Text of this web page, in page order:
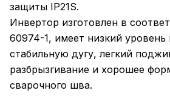
защиты IP21S.
Инвертор изготовлен в
60974-1, имеет низкий
стабильную дугу, легкий
разбрызгивание и хорошее
сварочного шва.